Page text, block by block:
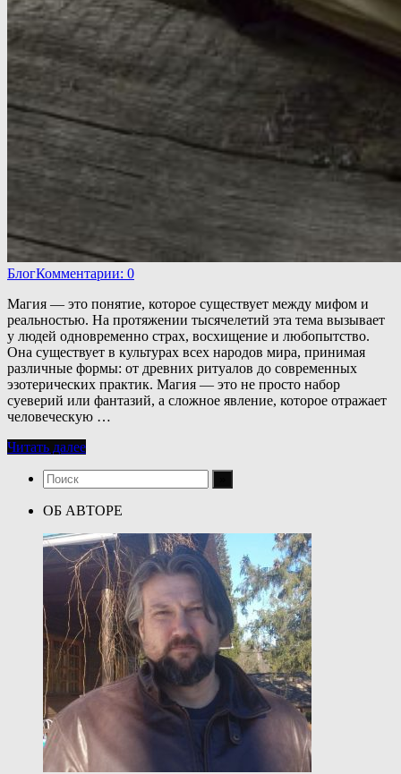
БлогКомментарии: 0
Магия — это понятие, которое существует между мифом и
реальностью. На протяжении тысячелетий эта тема вызывает
у людей одновременно страх, восхищение и любопытство.
Она существует в культурах всех народов мира, принимая
различные формы: от древних ритуалов до современных
эзотерических практик. Магия — это не просто набор
суеверий или фантазий, а сложное явление, которое отражает
человеческую …
Читать далее
ОБ АВТОРЕ